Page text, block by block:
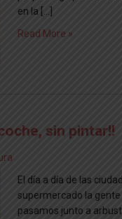
en la […]
Read More »
sin pintar!!
El día a día de las
supermercado la
pasamos junto a